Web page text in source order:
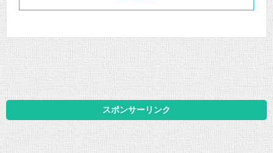
スポンサーリンク